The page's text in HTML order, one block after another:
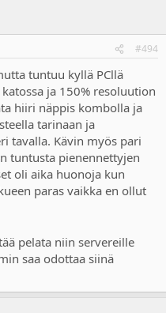
#494
tuntuu kyllä PCllä
ja 150% resoluution
hiiri näppis kombolla ja
tarinaan ja
tavalla. Kävin myös pari
tuntusta pienennettyjen
oli aika huonoja kun
paras vaikka en ollut
pelata niin servereille
saa odottaa siinä